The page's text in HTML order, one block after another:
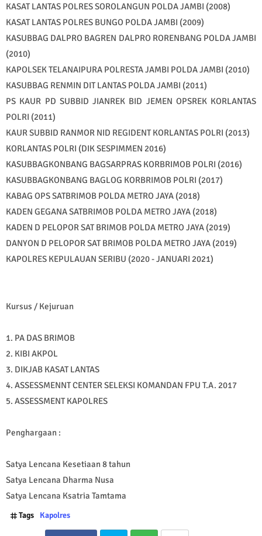
KASAT LANTAS POLRES SOROLANGUN POLDA JAMBI (2008)
KASAT LANTAS POLRES BUNGO POLDA JAMBI (2009)
KASUBBAG DALPRO BAGREN DALPRO RORENBANG POLDA JAMBI
(2010)
KAPOLSEK TELANAIPURA POLRESTA JAMBI POLDA JAMBI (2010)
KASUBBAG RENMIN DIT LANTAS POLDA JAMBI (2011)
PS KAUR PD SUBBID JIANREK BID JEMEN OPSREK KORLANTAS
POLRI (2011)
KAUR SUBBID RANMOR NID REGIDENT KORLANTAS POLRI (2013)
KORLANTAS POLRI (DIK SESPIMMEN 2016)
KASUBBAGKONBANG BAGSARPRAS KORBRIMOB POLRI (2016)
KASUBBAGKONBANG BAGLOG KORBRIMOB POLRI (2017)
KABAG OPS SATBRIMOB POLDA METRO JAYA (2018)
KADEN GEGANA SATBRIMOB POLDA METRO JAYA (2018)
KADEN D PELOPOR SAT BRIMOB POLDA METRO JAYA (2019)
DANYON D PELOPOR SAT BRIMOB POLDA METRO JAYA (2019)
KAPOLRES KEPULAUAN SERIBU (2020 - JANUARI 2021)
Kursus / Kejuruan
1. PA DAS BRIMOB
2. KIBI AKPOL
3. DIKJAB KASAT LANTAS
4. ASSESSMENNT CENTER SELEKSI KOMANDAN FPU T.A. 2017
5. ASSESSMENT KAPOLRES
Penghargaan :
Satya Lencana Kesetiaan 8 tahun
Satya Lencana Dharma Nusa
Satya Lencana Ksatria Tamtama
Tags Kapolres